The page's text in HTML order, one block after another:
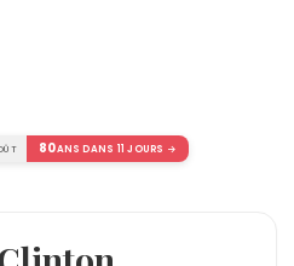
80ANS DANS 11 JOURS →